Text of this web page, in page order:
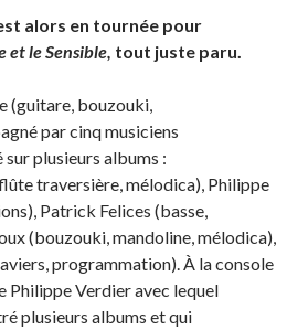
alors en tournée pour
et le Sensible, tout juste paru.
(guitare, bouzouki,
par cinq musiciens
plusieurs albums :
traversière, mélodica), Philippe
Patrick Felices (basse,
(bouzouki, mandoline, mélodica),
programmation). À la console
Philippe Verdier avec lequel
plusieurs albums et qui